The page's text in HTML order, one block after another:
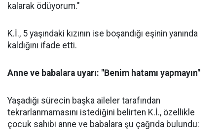
kalarak ödüyorum."
K.İ., 5 yaşındaki kızının ise boşandığı eşinin yanında
kaldığını ifade etti.
Anne ve babalara uyarı: "Benim hatamı yapmayın"
Yaşadığı sürecin başka aileler tarafından
tekrarlanmamasını istediğini belirten K.İ., özellikle
çocuk sahibi anne ve babalara şu çağrıda bulundu: